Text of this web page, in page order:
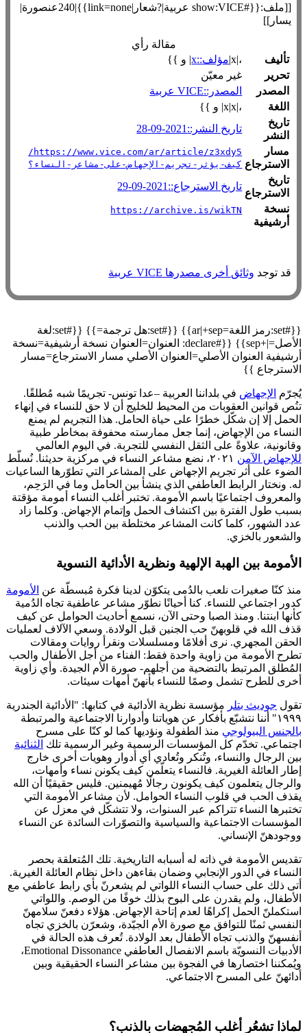
[[ملف:{{#show:VICE عربية|?شعار|link=none}}|240عنصورة|
يسار]]
مقالة رأي
تأليف
،|x| مؤلف::x | و }}
تحرير
غير معيّن
المصدر
المصدر::VICE عربية
اللغة
،|x|x| و }}
تاريخ
النشر
تاريخ النشر::2021-09-28
مسار
الاسترجاع
https://www.vice.com/ar/article/z3xdy5/
كيف-يؤثر-تجريم-الإجهاض-على-مشاعر-النساء؟
تاريخ
الاسترجاع
تاريخ الاسترجاع::2021-09-29
نسخة
أرشيفية
https://archive.is/wikTN
قد توجد وثائق أخرى مصدرها VICE عربية
{{#set:رمز اللغة=ar|+sep}} {{#set:هل ترجمة=}} {{#set:لغة
الأصل=|+sep}} {{#declare: العنوان=العنوان نسخة أرشيفية=نسخة
أرشيفية العنوان الأصلي=العنوان الأصلي مسار الاسترجاع=مسار
الاسترجاع }}
يُجرّم الإجهاض في بلداننا العربية –عدا تونس- تجريمًا شبه مُطلقًا.
تنُص قوانين العقوبات من المحيط للخليج أن لا حق للنساء في إنهاء
الحمل إلا إن شكّل خطرًا على حياة الحامل. هذا التجريم لم يمنع
النساء من الإجهاض، إنما جعل ممارسته محفوفة بمخاطر طبية
وقانونية، علاوةً على الثقل النفسي للتجربة. في اليوم العالمي
للإجهاض الآمن
٢٠٢١، نضع مشاعر النساء في مركزية حديثنا. نُسلّط
الضوء على أثر تجريم الإجهاض على المشاعر التي تطوّرها الساعيات
له. ونختار الرابط العاطفي الذي ينشأ بين الحامل وما في الرَحِم،
والمعروف اجتماعيًا باسم الأمومة. تختبر أغلب النساء أمومة مؤقتة
بسبب طول الفترة بين اكتشاف الحمل وإتمام الإجهاض. وكلما زاد
عدد الشهور، كلما كانت المشاعر مختلطة بين الحب والذنب
والشعور بالخزي.
الأمومة بين الهبة الإلهية ونظرية الأدائية النسوية
منذ كنّا صغيرات نلعب بالدُمى يتكوّن لدينا فكرة مُبسطّة عن الأمومة
كدور اجتماعي للنساء. كنا أحيانًا نطوّر مشاعر عاطفية تجاه الدُمية
كأنها ابنتنا. ومنذ الصبا وحتى الآن، نسمع أحاديث الحوامل عن كيف
قذف الله في قلوبهنّ حب الجنين قبل الولادة. وسعي الآلاف لعمليات
الحقن المجهري. نرى أفلامًا ومسلسلات ونقرأ روايات ومقالات
تطرح الأمومة من زاوية واحدة فقط: الفناء من أجل الأطفال والحب
المُطلق المرتبط بالتضحية من أجلهم- صورة الأم الجيدة. وأي زاوية
أخرى للطرح تشمل وصمًا للنساء بأنهنّ أمهات سيئات.
تقول جوديث بتلر مؤسسة نظرية الأدائية في كتابها: "الأدائية الجندرية
١٩٩٩" أننا نتشبّع بأفكار عن هوياتنا وأدوارنا الاجتماعية والمرتبطة
بالجنس البيولوجي منذ الطفولة ونؤديها كما لو كنّا على مسرح
اجتماعي. تخدّم كل المؤسسات الرسمية وغير الرسمية تلك الثنائية
بين الرجال والنساء، وتُنكر وتُعادي أي أدوار وهويات أخرى خارج
إطار العائلة الغيرية. فالنساء يتعلّمن كيف يكونن نساء وأمهات،
والرجال يتعلمون كيف يكونون رجالًا مُهيمنين. فليس حقيقيًا أن الله
يقذف الحب في قلوب النساء الحوامل. لأن مشاعر الأمومة التي
تختبرها النساء تتراكم عبر السنوات، ولا تتشكّل في معزل عن
المؤسسات الاجتماعية والسياسية والتصوّرات السائدة عن النساء
ووجودهنّ الإنساني.
تقديس الأمومة في ذاته له أسبابه التاريخية. تلك المُتعلقة بحصر
النساء في الدور الإنجابي وضمان بقاءهن داخل نظام العائلة الغيرية.
أتى ذلك على حساب النساء اللواتي لم يشعرنّ بأي رابط عاطفي مع
الأطفال، ولم يقدرن على البوح بذلك خوفًا من الوصم. واللواتي
استكملنّ الحمل إكراهًا لعدم إتاحة الإجهاض. هؤلاء دفعنّ سلامهنّ
النفسي ثمنًا للتوافق مع صورة الأم الجيّدة، وشعرّن بالخزي تجاه
أنفسهنّ والذنب تجاه الأطفال بعد الولادة. تُعرف هذه الحالة في
الأدبيات النسويّة باسم الانفصال العاطفي Emotional Dissonance،
ويُمكننا اختصارها في الفجوة بين مشاعر النساء الحقيقية وبين
أدائهنّ على المسرح الاجتماعي.
لماذا تشعُر أغلب المُجهضات بالذنب؟